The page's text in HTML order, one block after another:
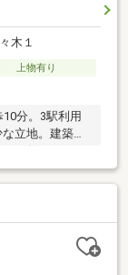
木１
上物有り
分。3駅利用
立地。建築条